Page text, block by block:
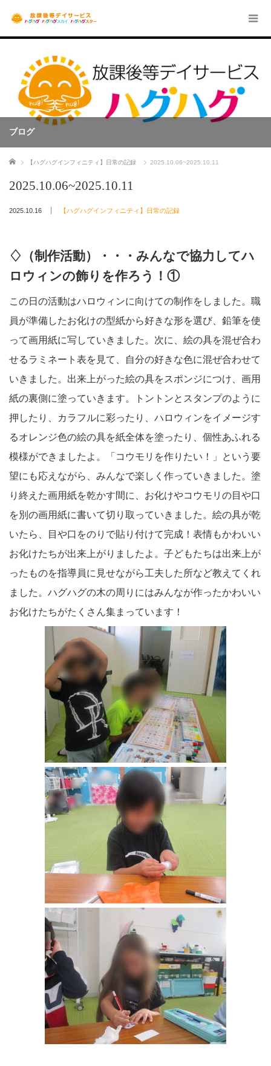
ブログ
ホーム 【ハグハグインフィニティ】日常の記録 2025.10.06~2025.10.11
2025.10.06~2025.10.11
2025.10.16 【ハグハグインフィニティ】日常の記録
♢（制作活動）・・・みんなで協力してハ
ロウィンの飾りを作ろう！①
この日の活動はハロウィンに向けての制作をしました。職
員が準備したお化けの型紙から好きな形を選び、鉛筆を使
って画用紙に写していきました。次に、絵の具を混ぜ合わ
せるラミネート表を見て、自分の好きな色に混ぜ合わせて
いきました。出来上がった絵の具をスポンジにつけ、画用
紙の裏側に塗っていきます。トントンとスタンプのように
押したり、カラフルに彩ったり、ハロウィンをイメージす
るオレンジ色の絵の具を紙全体を塗ったり、個性あふれる
模様ができましたよ。「コウモリを作りたい！」という要
望にも応えながら、みんなで楽しく作っていきました。塗
り終えた画用紙を乾かす間に、お化けやコウモリの目や口
を別の画用紙に書いて切り取っていきました。絵の具が乾
いたら、目や口をのりで貼り付けて完成！表情もかわいい
お化けたちが出来上がりましたよ。子どもたちは出来上が
ったものを指導員に見せながら工夫した所など教えてくれ
ました。ハグハグの木の周りにはみんなが作ったかわいい
お化けたちがたくさん集まっています！